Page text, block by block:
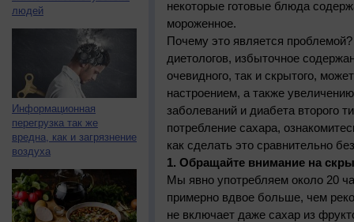
людей
Информационная
перегрузка так же
вредна, как и загрязнение
воздуха
некоторые готовые блюда
мороженное.
Почему это является
диетологов, избыточное
очевидного, так и скрытого,
настроением, а также
заболеваний и диабета второго
потребление сахара,
как сделать это сравнительно
1. Обращайте внимание на
Мы явно употребляем около 20
примерно вдвое больше, чем
не включает даже сахар из